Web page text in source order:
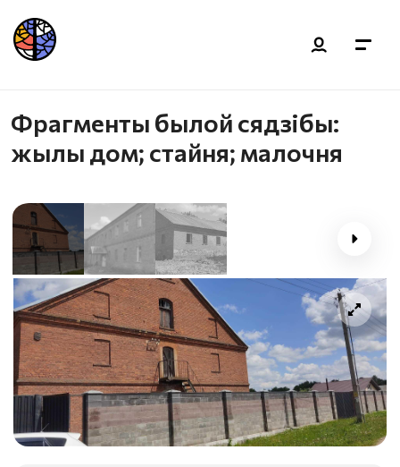
Фрагменты былой сядзібы:
жылы дом; стайня; малочня